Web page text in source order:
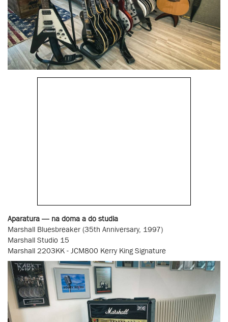
Aparatura — na doma a do studia
Marshall Bluesbreaker (35th Anniversary, 1997)
Marshall Studio 15
Marshall 2203KK - JCM800 Kerry King Signature